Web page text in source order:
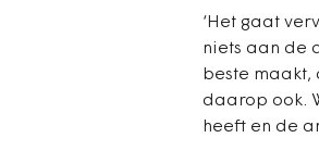
‘Het gaat
niets aan de
beste maakt,
daarop ook.
heeft en de